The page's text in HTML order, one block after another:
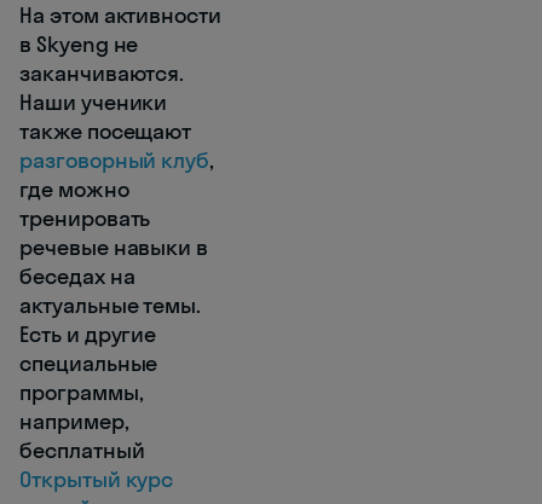
На этом активности
в Skyeng не
заканчиваются.
Наши ученики
также посещают
разговорный клуб,
где можно
тренировать
речевые навыки в
беседах на
актуальные темы.
Есть и другие
специальные
программы,
например,
бесплатный
Открытый курс